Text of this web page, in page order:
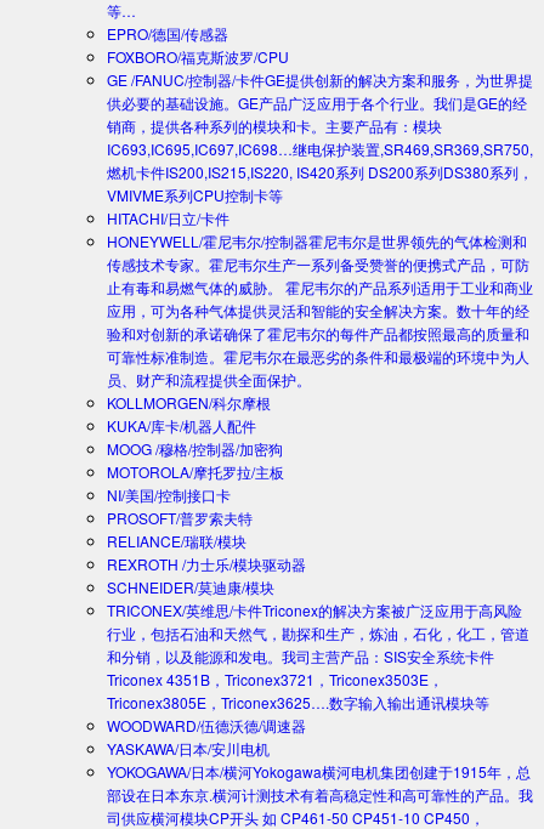
等…
EPRO/德国/传感器
FOXBORO/福克斯波罗/CPU
GE /FANUC/控制器/卡件GE提供创新的解决方案和服务，为世界提
供必要的基础设施。GE产品广泛应用于各个行业。我们是GE的经
销商，提供各种系列的模块和卡。主要产品有：模块
IC693,IC695,IC697,IC698…继电保护装置,SR469,SR369,SR750,
燃机卡件IS200,IS215,IS220, IS420系列 DS200系列DS380系列，
VMIVME系列CPU控制卡等
HITACHI/日立/卡件
HONEYWELL/霍尼韦尔/控制器霍尼韦尔是世界领先的气体检测和
传感技术专家。霍尼韦尔生产一系列备受赞誉的便携式产品，可防
止有毒和易燃气体的威胁。 霍尼韦尔的产品系列适用于工业和商业
应用，可为各种气体提供灵活和智能的安全解决方案。数十年的经
验和对创新的承诺确保了霍尼韦尔的每件产品都按照最高的质量和
可靠性标准制造。霍尼韦尔在最恶劣的条件和最极端的环境中为人
员、财产和流程提供全面保护。
KOLLMORGEN/科尔摩根
KUKA/库卡/机器人配件
MOOG /穆格/控制器/加密狗
MOTOROLA/摩托罗拉/主板
NI/美国/控制接口卡
PROSOFT/普罗索夫特
RELIANCE/瑞联/模块
REXROTH /力士乐/模块驱动器
SCHNEIDER/莫迪康/模块
TRICONEX/英维思/卡件Triconex的解决方案被广泛应用于高风险
行业，包括石油和天然气，勘探和生产，炼油，石化，化工，管道
和分销，以及能源和发电。我司主营产品：SIS安全系统卡件
Triconex 4351B，Triconex3721，Triconex3503E，
Triconex3805E，Triconex3625….数字输入输出通讯模块等
WOODWARD/伍德沃德/调速器
YASKAWA/日本/安川电机
YOKOGAWA/日本/横河Yokogawa横河电机集团创建于1915年，总
部设在日本东京.横河计测技术有着高稳定性和高可靠性的产品。我
司供应横河模块CP开头 如 CP461-50 CP451-10 CP450，